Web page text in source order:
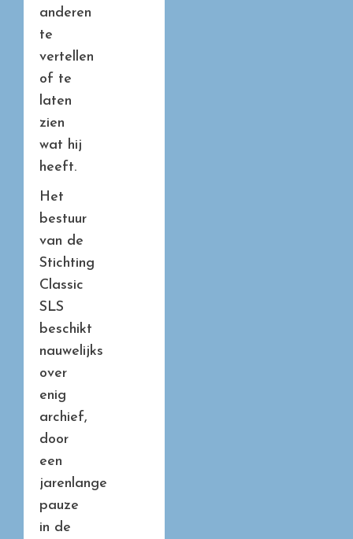
anderen
te
vertellen
of te
laten
zien
wat hij
heeft.
Het
bestuur
van de
Stichting
Classic
SLS
beschikt
nauwelijks
over
enig
archief,
door
een
jarenlange
pauze
in de